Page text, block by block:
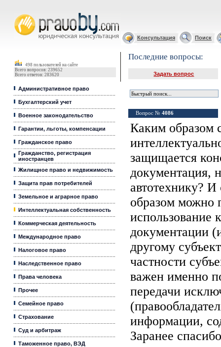
Консультация Поиск
498 пользователей на сайте
Всего вопросов: 239652
Всего ответов: 283620
Административное право
Бухгалтерский учет
Военное законодательство
Гарантии, льготы, компенсации
Гражданское право
Гражданство, регистрация
иностранцев
Жилищное право и недвижимость
Защита прав потребителей
Земельное и аграрное право
Интеллектуальная собственность
Коммерческая деятельность
Международное право
Налоговое право
Наследственное право
Права человека
Прочее
Семейное право
Страхование
Суд и арбитраж
Таможенное право, ВЭД
Последние вопросы:
Задать вопрос
Вопрос № 4086
Каким образом
защищается
документация,
автотехнику? И
образом можно
использование
документации
другому
частности
важен именно
передачи
информации,
Заранее